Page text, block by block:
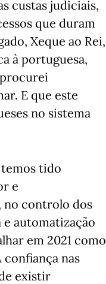
custas judiciais,
que duram
Xeque ao Rei,
à portuguesa,
E que este
no sistema
tido
e
no controlo dos
automatização
em 2021 como
confiança nas
existir